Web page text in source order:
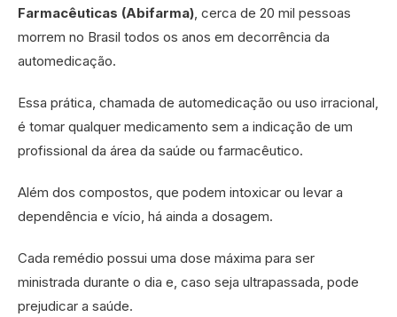
Farmacêuticas (Abifarma) , cerca de 20 mil pessoas
morrem no Brasil todos os anos em decorrência da
automedicação.
Essa prática, chamada de automedicação ou uso irracional,
é tomar qualquer medicamento sem a indicação de um
profissional da área da saúde ou farmacêutico.
Além dos compostos, que podem intoxicar ou levar a
dependência e vício, há ainda a dosagem.
Cada remédio possui uma dose máxima para ser
ministrada durante o dia e, caso seja ultrapassada, pode
prejudicar a saúde.